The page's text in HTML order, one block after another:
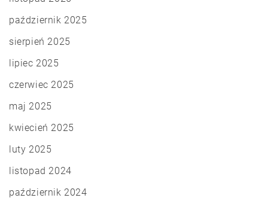
październik 2025
sierpień 2025
lipiec 2025
czerwiec 2025
maj 2025
kwiecień 2025
luty 2025
listopad 2024
październik 2024